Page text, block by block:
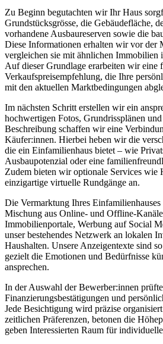
Zu Beginn begutachten wir Ihr Haus
Grundstücksgrösse, die Gebäudefläche,
vorhandene Ausbaureserven sowie die
Diese Informationen erhalten wir vor der
vergleichen sie mit ähnlichen Immobilien
Auf dieser Grundlage erarbeiten wir eine
Verkaufspreisempfehlung, die Ihre
mit den aktuellen Marktbedingungen
Im nächsten Schritt erstellen wir ein
hochwertigen Fotos, Grundrissplänen
Beschreibung schaffen wir eine
Käufer:innen. Hierbei heben wir die
die ein Einfamilienhaus bietet – wie
Ausbaupotenzial oder eine
Zudem bieten wir optionale Services wie
einzigartige virtuelle Rundgänge an.
Die Vermarktung Ihres
Mischung aus Online- und Offline-
Immobilienportale, Werbung auf Social
unser bestehendes Netzwerk an lokalen
Haushalten. Unsere Anzeigentexte sind
gezielt die Emotionen und Bedürfnisse
ansprechen.
In der Auswahl der Bewerber:innen
Finanzierungsbestätigungen und
Jede Besichtigung wird präzise
zeitlichen Präferenzen, betonen die
geben Interessierten Raum für